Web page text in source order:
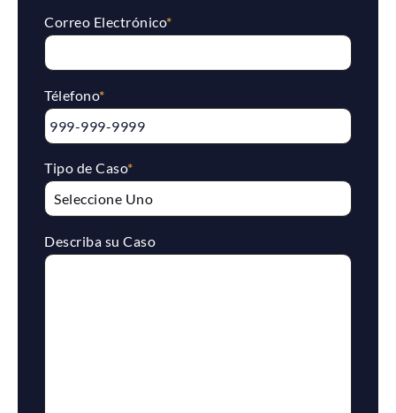
Correo Electrónico*
Télefono*
Tipo de Caso*
Describa su Caso